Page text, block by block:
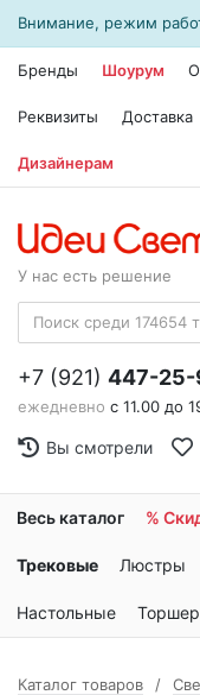
Внимание, режим
Бренды Шоурум
Реквизиты Доставка
Дизайнерам
У нас есть решение
+7 (921) 447-25-
ежедневно с 11.00 до
Вы смотрели
Весь каталог %
Трековые Люстры
Настольные
Каталог товаров